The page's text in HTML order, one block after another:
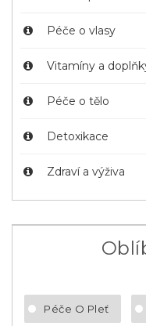
Péče o vlasy
Vitamíny a
Péče o tělo
Detoxikace
Zdraví a výživa
Péče O Pleť